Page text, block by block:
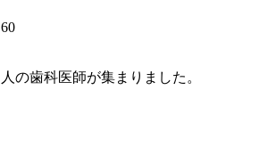
60
人の歯科医師が集まりました。